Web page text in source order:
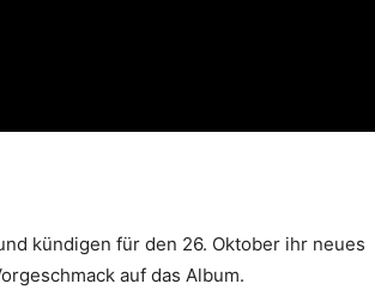
kündigen für den 26. Oktober ihr neues
auf das Album.